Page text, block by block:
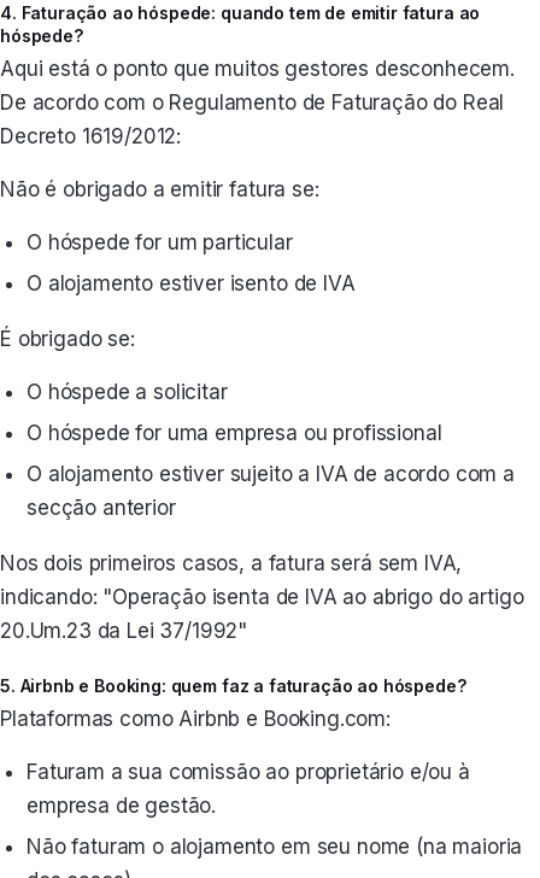
4. Faturação ao hóspede: quando tem de emitir fatura ao
hóspede?
Aqui está o ponto que muitos gestores desconhecem.
De acordo com o Regulamento de Faturação do Real
Decreto 1619/2012:
Não é obrigado a emitir fatura se:
O hóspede for um particular
O alojamento estiver isento de IVA
É obrigado se:
O hóspede a solicitar
O hóspede for uma empresa ou profissional
O alojamento estiver sujeito a IVA de acordo com a
secção anterior
Nos dois primeiros casos, a fatura será sem IVA,
indicando: "Operação isenta de IVA ao abrigo do artigo
20.Um.23 da Lei 37/1992"
5. Airbnb e Booking: quem faz a faturação ao hóspede?
Plataformas como Airbnb e Booking.com:
Faturam a sua comissão ao proprietário e/ou à
empresa de gestão.
Não faturam o alojamento em seu nome (na maioria